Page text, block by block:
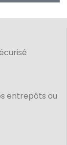
entrepôts ou